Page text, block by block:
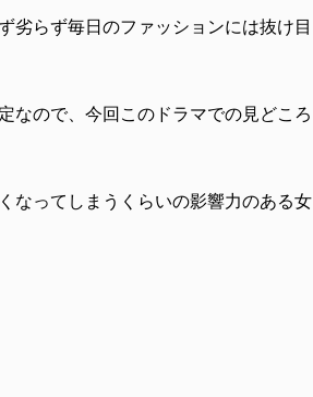
劣らず毎日のファッションには抜け目
なので、今回このドラマでの見どころ
なってしまうくらいの影響力のある女